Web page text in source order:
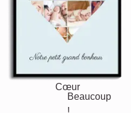
Anniversaire